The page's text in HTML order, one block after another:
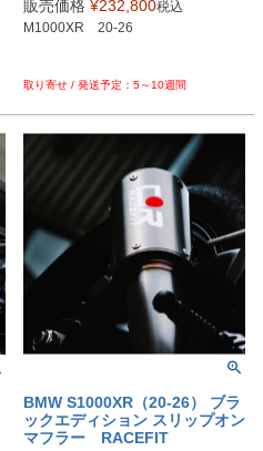
販売価格 ¥232,800税込
M1000XR　20-26
5～10週間
BMW S1000XR（20-26） ブラ
ックエディション スリップオン
マフラー RACEFIT